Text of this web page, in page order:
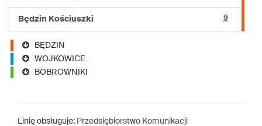
Będzin Kościuszki 9
BĘDZIN
WOJKOWICE
BOBROWNIKI
Linię obsługuje: Przedsiębiorstwo Komunikacji